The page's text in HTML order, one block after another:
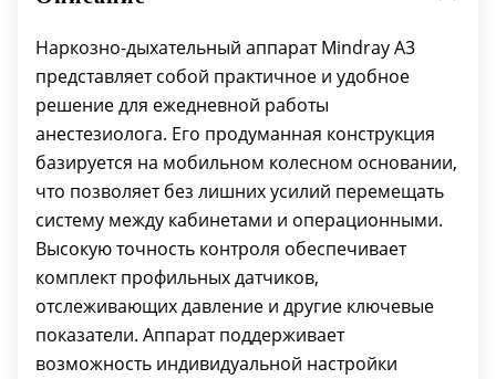
Ширина, мм: 620
Длина, мм: 880
Наркозно-дыхательный аппарат Mindray A3
представляет собой практичное и удобное
решение для ежедневной работы
анестезиолога. Его продуманная конструкция
базируется на мобильном колесном основании,
что позволяет без лишних усилий перемещать
систему между кабинетами и операционными.
Высокую точность контроля обеспечивает
комплект профильных датчиков,
отслеживающих давление и другие ключевые
показатели. Аппарат поддерживает
возможность индивидуальной настройки